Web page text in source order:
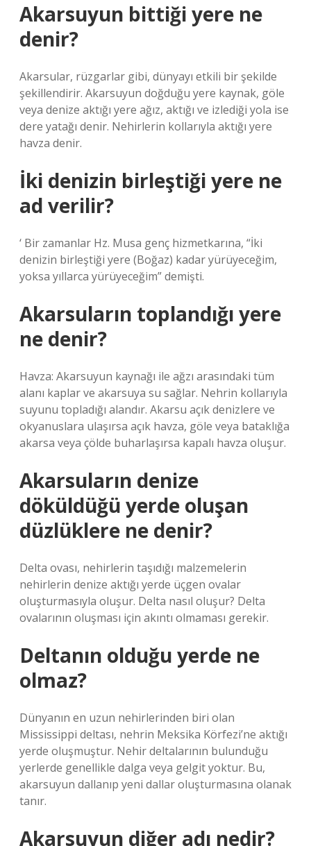
Akarsuyun bittiği yere ne
denir?
Akarsular, rüzgarlar gibi, dünyayı etkili bir şekilde
şekillendirir. Akarsuyun doğduğu yere kaynak, göle
veya denize aktığı yere ağız, aktığı ve izlediği yola ise
dere yatağı denir. Nehirlerin kollarıyla aktığı yere
havza denir.
İki denizin birleştiği yere ne
ad verilir?
‘ Bir zamanlar Hz. Musa genç hizmetkarına, “İki
denizin birleştiği yere (Boğaz) kadar yürüyeceğim,
yoksa yıllarca yürüyeceğim” demişti.
Akarsuların toplandığı yere
ne denir?
Havza: Akarsuyun kaynağı ile ağzı arasındaki tüm
alanı kaplar ve akarsuya su sağlar. Nehrin kollarıyla
suyunu topladığı alandır. Akarsu açık denizlere ve
okyanuslara ulaşırsa açık havza, göle veya bataklığa
akarsa veya çölde buharlaşırsa kapalı havza oluşur.
Akarsuların denize
döküldüğü yerde oluşan
düzlüklere ne denir?
Delta ovası, nehirlerin taşıdığı malzemelerin
nehirlerin denize aktığı yerde üçgen ovalar
oluşturmasıyla oluşur. Delta nasıl oluşur? Delta
ovalarının oluşması için akıntı olmaması gerekir.
Deltanın olduğu yerde ne
olmaz?
Dünyanın en uzun nehirlerinden biri olan
Mississippi deltası, nehrin Meksika Körfezi’ne aktığı
yerde oluşmuştur. Nehir deltalarının bulunduğu
yerlerde genellikle dalga veya gelgit yoktur. Bu,
akarsuyun dallanıp yeni dallar oluşturmasına olanak
tanır.
Akarsuyun diğer adı nedir?